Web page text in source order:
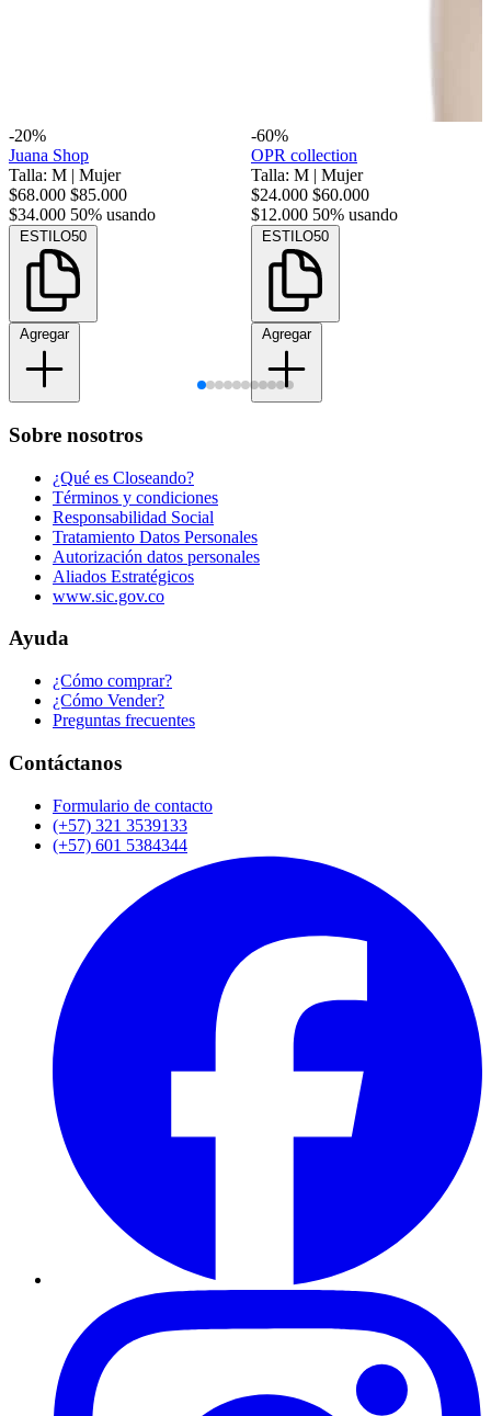
-20%
Juana Shop
Talla: M | Mujer
$68.000 $85.000
$34.000 50% usando
ESTILO50
Agregar
-60%
OPR collection
Talla: M | Mujer
$24.000 $60.000
$12.000 50% usando
ESTILO50
Agregar
Sobre nosotros
¿Qué es Closeando?
Términos y condiciones
Responsabilidad Social
Tratamiento Datos Personales
Autorización datos personales
Aliados Estratégicos
www.sic.gov.co
Ayuda
¿Cómo comprar?
¿Cómo Vender?
Preguntas frecuentes
Contáctanos
Formulario de contacto
(+57) 321 3539133
(+57) 601 5384344